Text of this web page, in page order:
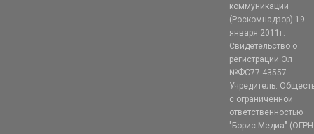
коммуникаций
(Роскомнадзор) 19
января 2011г.
Свидетельство о
регистрации Эл
№ФС77-43557.
Учредитель:
с ограниченной
ответственностью
"Борис-Медиа" (ОГРН